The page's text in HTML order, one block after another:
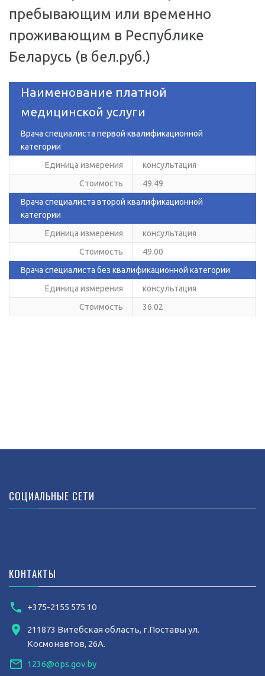
пребывающим или временно
проживающим в Республике
Беларусь (в бел.руб.)
Наименование платной
медицинской услуги
Врача специалиста первой квалификационной
категории
Единица измерения
консультация
Стоимость
49.49
Врача специалиста второй квалификационной
категории
Единица измерения
консультация
Стоимость
49.00
Врача специалиста без квалификационной категории
Единица измерения
консультация
Стоимость
36.02
СОЦИАЛЬНЫЕ СЕТИ
КОНТАКТЫ
+375-2155 575 10
211873 Витебская область, г.Поставы ул.
Космонавтов, 26А.
1236@ops.gov.by